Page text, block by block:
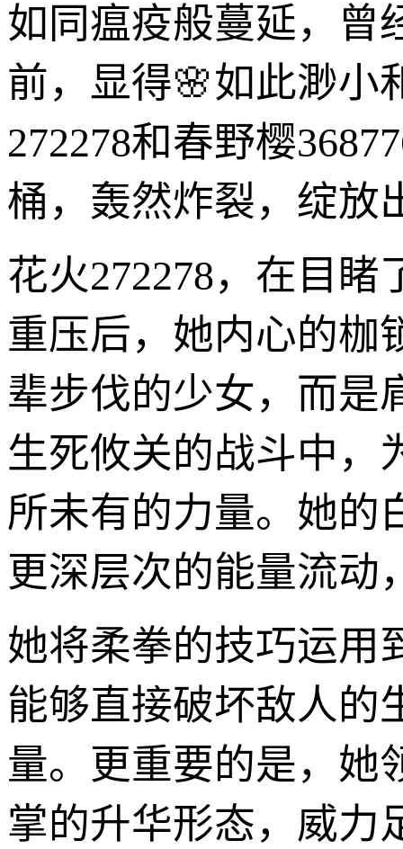
如同瘟疫般蔓延，曾
前，显得🌸如此渺小
272278和春野樱
桶，轰然炸裂，绽放
花火272278，在目
重压后，她内心的枷
辈步伐的少女，而是
生死攸关的战斗中，
所未有的力量。她的
更深层次的能量流动
她将柔拳的技巧运用
能够直接破坏敌人的
量。更重要的是，
掌的升华形态，威力